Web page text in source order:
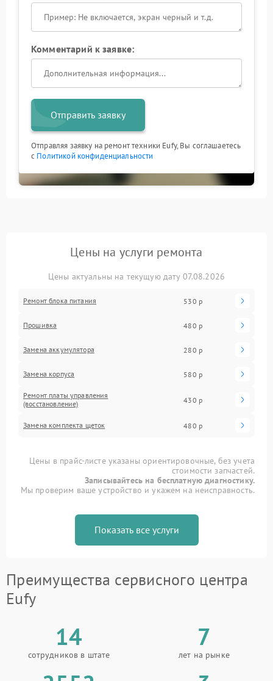
Комментарий к заявке:
Отправить заявку
Отправляя заявку на ремонт техники Eufy, Вы соглашаетесь
с Политикой конфиденциальности
Цены на услуги ремонта
Цены актуальны на текущую дату 07.08.2026
Ремонт блока питания 530 р
Прошивка 480 р
Замена аккумулятора 280 р
Замена корпуса 580 р
Ремонт платы управления
(восстановление)
430 р
Замена комплекта щеток 480 р
Цены в прайс-листе указаны ориентировочные, без учета
стоимости запчастей.
Записывайтесь на бесплатную диагностику.
Мы проверим ваше устройство и укажем на неисправность.
Показать все услуги
Преимущества сервисного центра
Eufy
14
сотрудников в штате
7
лет на рынке